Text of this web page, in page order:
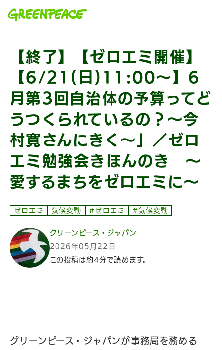
【終了】【ゼロエミ開催】
【6/21(日)11:00〜】6
月第3回自治体の予算ってど
うつくられているの？〜今
村寛さんにきく〜」／ゼロ
エミ勉強会きほんのき 〜
愛するまちをゼロエミに〜
ゼロエミ 気候変動 #ゼロエミ #気候変動
グリーンピース・ジャパン
2026年05月22日
この投稿は約4分で読めます。
グリーンピース・ジャパンが事務局を務める